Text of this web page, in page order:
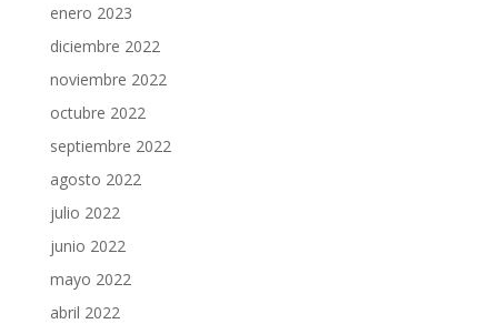
enero 2023
diciembre 2022
noviembre 2022
octubre 2022
septiembre 2022
agosto 2022
julio 2022
junio 2022
mayo 2022
abril 2022